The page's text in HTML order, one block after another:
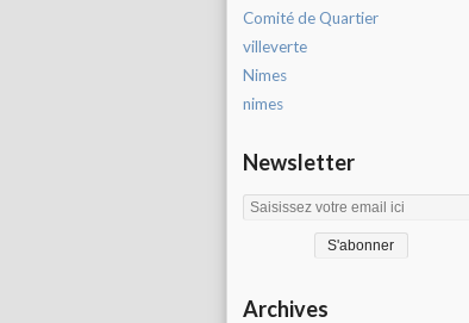
Comité de Quartier
villeverte
Nimes
nimes
Newsletter
Archives